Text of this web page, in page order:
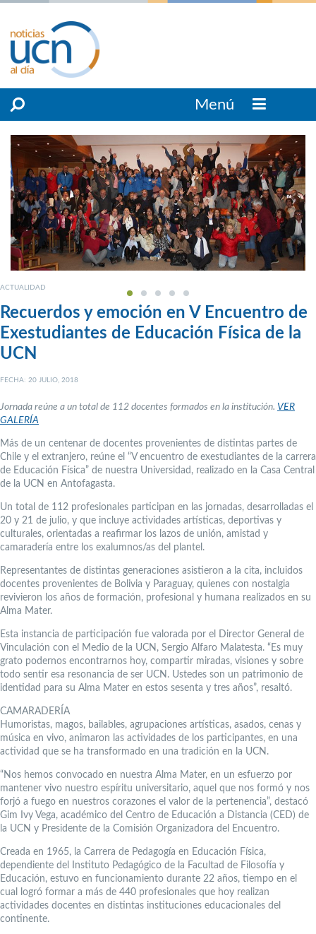
Menú
ACTUALIDAD
Recuerdos y emoción en V Encuentro de
Exestudiantes de Educación Física de la
UCN
FECHA: 20 JULIO, 2018
Jornada reúne a un total de 112 docentes formados en la institución. VER
GALERÍA
Más de un centenar de docentes provenientes de distintas partes de
Chile y el extranjero, reúne el “V encuentro de exestudiantes de la carrera
de Educación Física” de nuestra Universidad, realizado en la Casa Central
de la UCN en Antofagasta.
Un total de 112 profesionales participan en las jornadas, desarrolladas el
20 y 21 de julio, y que incluye actividades artísticas, deportivas y
culturales, orientadas a reafirmar los lazos de unión, amistad y
camaradería entre los exalumnos/as del plantel.
Representantes de distintas generaciones asistieron a la cita, incluidos
docentes provenientes de Bolivia y Paraguay, quienes con nostalgia
revivieron los años de formación, profesional y humana realizados en su
Alma Mater.
Esta instancia de participación fue valorada por el Director General de
Vinculación con el Medio de la UCN, Sergio Alfaro Malatesta. “Es muy
grato podernos encontrarnos hoy, compartir miradas, visiones y sobre
todo sentir esa resonancia de ser UCN. Ustedes son un patrimonio de
identidad para su Alma Mater en estos sesenta y tres años”, resaltó.
CAMARADERÍA
Humoristas, magos, bailables, agrupaciones artísticas, asados, cenas y
música en vivo, animaron las actividades de los participantes, en una
actividad que se ha transformado en una tradición en la UCN.
“Nos hemos convocado en nuestra Alma Mater, en un esfuerzo por
mantener vivo nuestro espíritu universitario, aquel que nos formó y nos
forjó a fuego en nuestros corazones el valor de la pertenencia”, destacó
Gim Ivy Vega, académico del Centro de Educación a Distancia (CED) de
la UCN y Presidente de la Comisión Organizadora del Encuentro.
Creada en 1965, la Carrera de Pedagogía en Educación Física,
dependiente del Instituto Pedagógico de la Facultad de Filosofía y
Educación, estuvo en funcionamiento durante 22 años, tiempo en el
cual logró formar a más de 440 profesionales que hoy realizan
actividades docentes en distintas instituciones educacionales del
continente.